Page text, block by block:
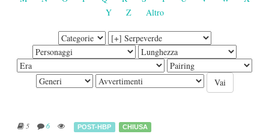
Y
Z Altro
5 6 POST-HBP CHIUSA